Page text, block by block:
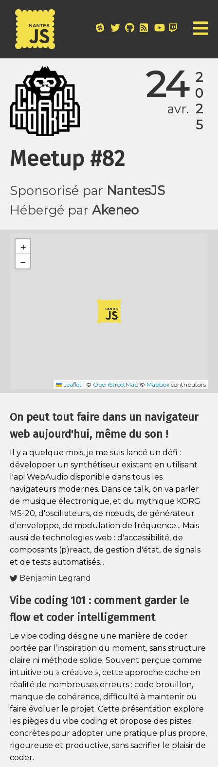
24
avr. 2025
Meetup #82
Sponsorisé par NantesJS
Hébergé par Akeneo
+
−
Leaflet | © OpenStreetMap © Mapbox contributors
On peut tout faire dans un navigateur
web aujourd'hui, même du son !
Il y a quelque mois, je me suis lancé un défi :
développer un synthétiseur existant en utilisant
l'api WebAudio disponible dans tous les
navigateurs modernes. Dans ce talk, on va parler
de musique électronique, et du mythique KORG
MS-20, d'oscillateurs, de nœuds, de générateur
d'enveloppe, de modulation de fréquence... Mais
aussi de technologies web : d'accessibilité, de
composants (p)react, de gestion d'état, de signals
et de tests automatisés...
Benjamin Legrand
Vibe coding 101 : comment garder le
flow et coder intelligemment
Le vibe coding désigne une manière de coder
portée par l’inspiration du moment, sans structure
claire ni méthode solide. Souvent perçue comme
intuitive ou « créative », cette approche cache en
réalité de nombreuses erreurs : code brouillon,
manque de cohérence, difficulté à maintenir ou
faire évoluer le projet. Cette présentation explore
les pièges du vibe coding et propose des pistes
concrètes pour adopter une pratique plus propre,
rigoureuse et productive, sans sacrifier le plaisir de
coder.